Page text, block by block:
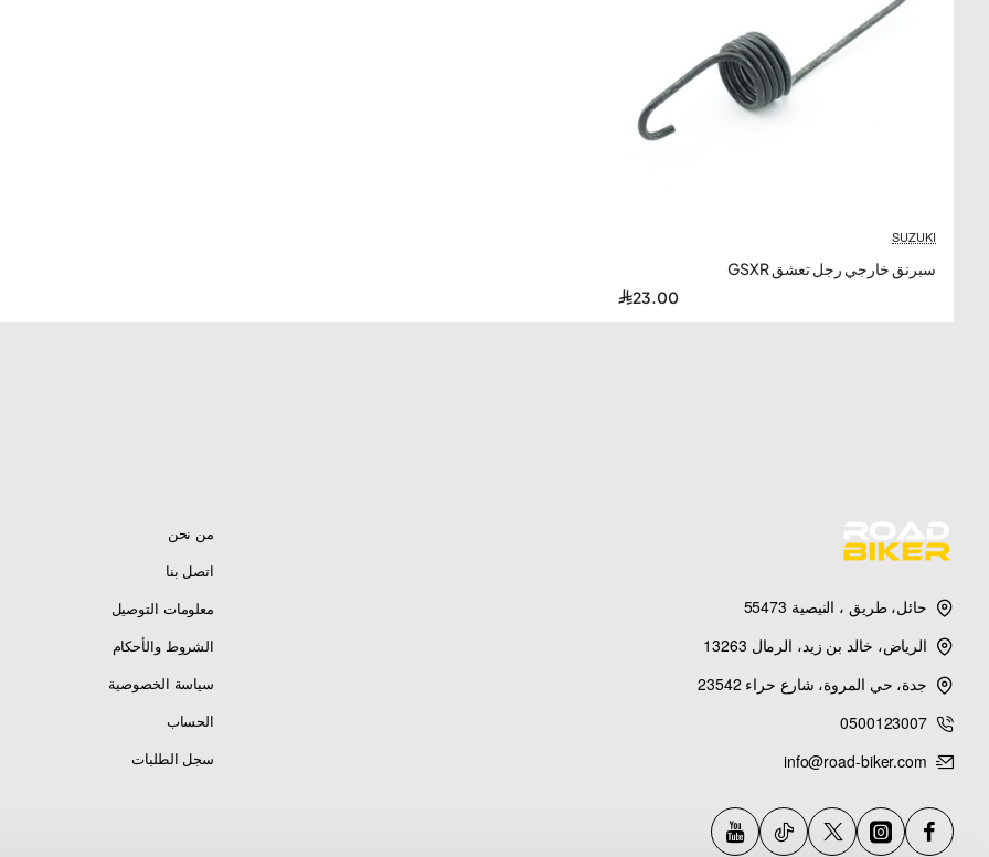
SUZUKI
سبرنق خارجي رجل تعشق GSXR
23.00
حائل، طريق ، النيصية 55473
الرياض، خالد بن زيد، الرمال 13263
جدة، حي المروة، شارع حراء 23542
0500123007
info@road-biker.com
من نحن
اتصل بنا
معلومات التوصيل
الشروط والأحكام
سياسة الخصوصية
الحساب
سجل الطلبات